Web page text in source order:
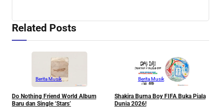
Related Posts
Berita Musik
Do Nothing Friend World Album
Baru dan Single ‘Stars’
Berita Musik
Shakira Burna Boy FIFA Buka Piala
Dunia 2026!